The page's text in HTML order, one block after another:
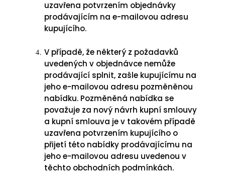
uzavřena potvrzením objednávky
prodávajícím na e-mailovou adresu
kupujícího.
V případě, že některý z požadavků
uvedených v objednávce nemůže
prodávající splnit, zašle kupujícímu na
jeho e-mailovou adresu pozměněnou
nabídku. Pozměněná nabídka se
považuje za nový návrh kupní smlouvy
a kupní smlouva je v takovém případě
uzavřena potvrzením kupujícího o
přijetí této nabídky prodávajícímu na
jeho e-mailovou adresu uvedenou v
těchto obchodních podmínkách.